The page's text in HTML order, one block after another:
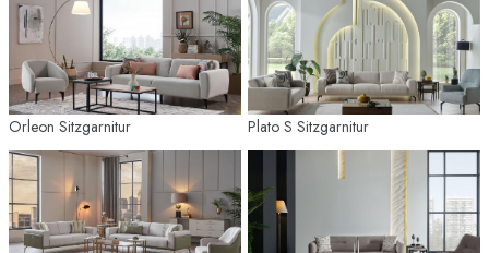
Orleon Sitzgarnitur Plato S Sitzgarnitur